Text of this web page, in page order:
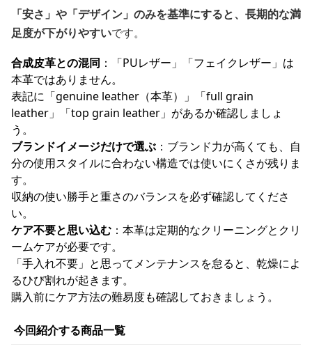
「安さ」や「デザイン」のみを基準にすると、長期的な満
足度が下がりやすいです。
合成皮革との混同 ：「PUレザー」「フェイクレザー」は
本革ではありません。
表記に「genuine leather（本革）」「full grain
leather」「top grain leather」があるか確認しましょ
う。
ブランドイメージだけで選ぶ ：ブランド力が高くても、自
分の使用スタイルに合わない構造では使いにくさが残りま
す。
収納の使い勝手と重さのバランスを必ず確認してくださ
い。
ケア不要と思い込む ：本革は定期的なクリーニングとクリ
ームケアが必要です。
「手入れ不要」と思ってメンテナンスを怠ると、乾燥によ
るひび割れが起きます。
購入前にケア方法の難易度も確認しておきましょう。
今回紹介する商品一覧